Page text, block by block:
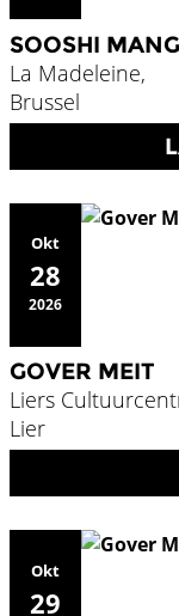
SOOSHI
La Madeleine,
Brussel
Okt
28
2026
GOVER MEIT
Liers
Lier
Okt
29